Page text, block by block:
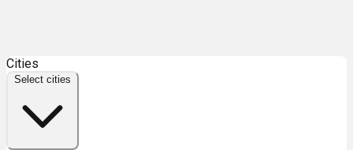
+
−
Cities
Select cities